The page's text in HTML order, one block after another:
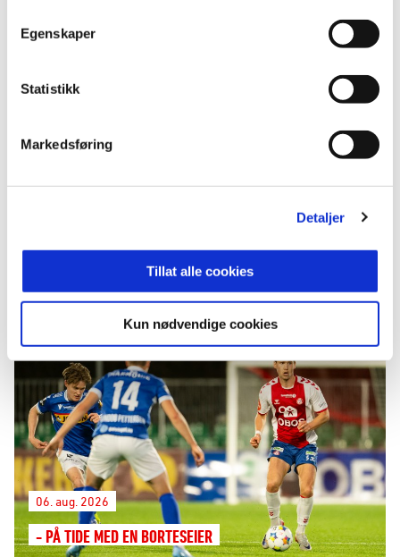
Egenskaper
Statistikk
Markedsføring
Detaljer
Tillat alle cookies
Kun nødvendige cookies
FLERE NYHETER
ENDELIG EN BORTESEIER IGJEN!
06. aug. 2026
- PÅ TIDE MED EN BORTESEIER